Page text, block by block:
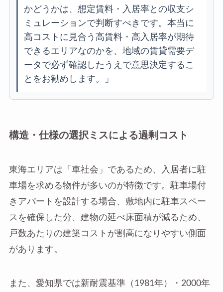
かどうかは、想定賃料・入居率との収支シ
ミュレーションで判断すべきです。本当に
高コストに見合う高賃料・高入居率が期待
できるエリアなのかを、地域の賃貸需要デ
ータで必ず確認したうえで意思決定するこ
とをお勧めします。」
構造・仕様の選択ミスによる過剰コスト
東海エリアは「車社会」であるため、入居者に駐
車場を求める物件が多いのが特徴です。駐車場付
きアパートを設計する場合、敷地内に駐車スペー
スを確保した分、建物の延べ床面積が減るため、
戸数あたりの建築コストが割高になりやすい側面
があります。
また、愛知県では新耐震基準（1981年）・2000年